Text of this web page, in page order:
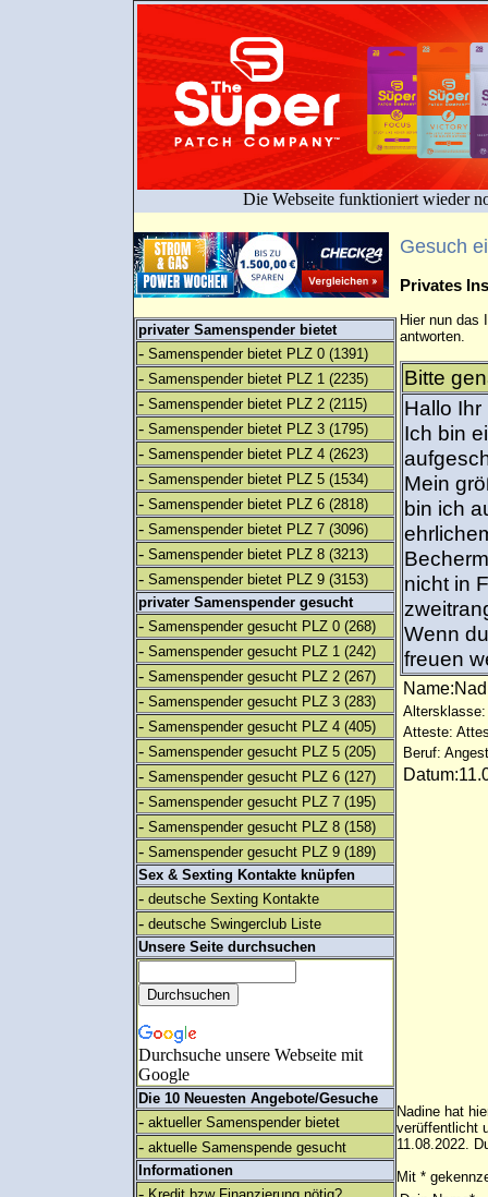
Die Webseite funktioniert wieder
privater Samenspender bietet
- Samenspender bietet PLZ 0 (1391)
- Samenspender bietet PLZ 1 (2235)
- Samenspender bietet PLZ 2 (2115)
- Samenspender bietet PLZ 3 (1795)
- Samenspender bietet PLZ 4 (2623)
- Samenspender bietet PLZ 5 (1534)
- Samenspender bietet PLZ 6 (2818)
- Samenspender bietet PLZ 7 (3096)
- Samenspender bietet PLZ 8 (3213)
- Samenspender bietet PLZ 9 (3153)
privater Samenspender gesucht
- Samenspender gesucht PLZ 0 (268)
- Samenspender gesucht PLZ 1 (242)
- Samenspender gesucht PLZ 2 (267)
- Samenspender gesucht PLZ 3 (283)
- Samenspender gesucht PLZ 4 (405)
- Samenspender gesucht PLZ 5 (205)
- Samenspender gesucht PLZ 6 (127)
- Samenspender gesucht PLZ 7 (195)
- Samenspender gesucht PLZ 8 (158)
- Samenspender gesucht PLZ 9 (189)
Sex & Sexting Kontakte knüpfen
- deutsche Sexting Kontakte
- deutsche Swingerclub Liste
Unsere Seite durchsuchen
Durchsuche unsere Webseite mit
Google
Die 10 Neuesten Angebote/Gesuche
- aktueller Samenspender bietet
- aktuelle Samenspende gesucht
Informationen
-
Gesuch
Privates
Hier nun das
antworten.
Bitte
Hallo
Ich bin
Mein
bin ich
nicht in
Wenn
freuen
Altersklasse:
Atteste:
Beruf:
Nadine hat
verüffentlicht
11.08.2022.
Mit *